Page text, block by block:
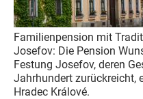
Familienpension mit
Josefov: Die Pension
Festung Josefov, deren
Jahrhundert zurückreicht,
Hradec Králové.